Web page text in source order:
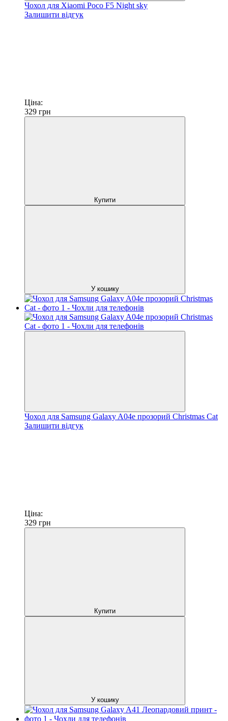
Чохол для Xiaomi Poco F5 Night sky
Залишити відгук
Ціна:
329 грн
Купити
У кошику
Чохол для Samsung Galaxy A04e прозорий Christmas Cat
Залишити відгук
Ціна:
329 грн
Купити
У кошику